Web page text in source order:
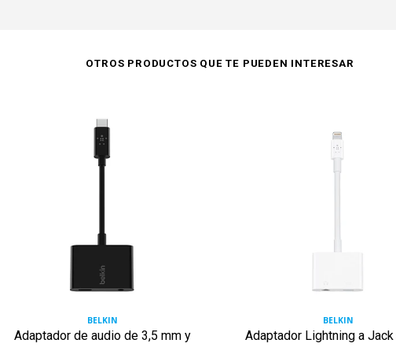
OTROS PRODUCTOS QUE TE PUEDEN INTERESAR
BELKIN
Adaptador de audio de 3,5 mm y
BELKIN
Adaptador Lightning a Jack